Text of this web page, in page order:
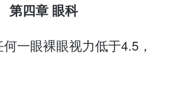
第四章 眼科
何一眼裸眼视力低于4.5，